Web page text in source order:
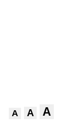
A A A